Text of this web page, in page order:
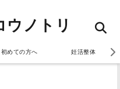
ウノトリ
初めての方へ 妊活整体